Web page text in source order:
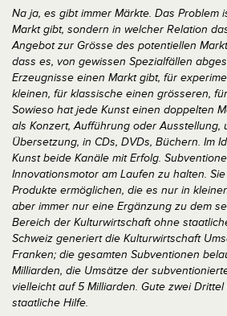
Na ja, es gibt immer Märkte. Das Problem
Markt gibt, sondern in welcher Relation
Angebot zur Grösse des potentiellen
dass es, von gewissen Spezialfällen
Erzeugnisse einen Markt gibt, für
kleinen, für klassische einen grösseren,
Sowieso hat jede Kunst einen doppelten
als Konzert, Aufführung oder Ausstellung,
Übersetzung, in CDs, DVDs, Büchern. Im
Kunst beide Kanäle mit Erfolg.
Innovationsmotor am Laufen zu halten.
Produkte ermöglichen, die es nur in
aber immer nur eine Ergänzung zu dem
Bereich der Kulturwirtschaft ohne
Schweiz generiert die Kulturwirtschaft
Franken; die gesamten Subventionen
Milliarden, die Umsätze der
vielleicht auf 5 Milliarden. Gute zwei
staatliche Hilfe.